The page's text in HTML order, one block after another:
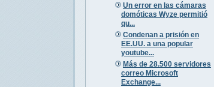
Un error en las cámaras
domóticas Wyze permitió
qu...
Condenan a prisión en
EE.UU. a una popular
youtube...
Más de 28.500 servidores
correo Microsoft
Exchange...